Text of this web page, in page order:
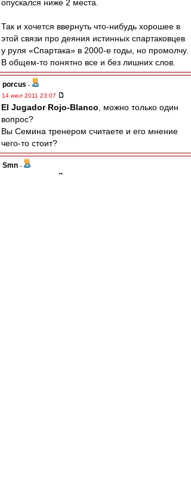
опускался ниже 2 места.
Так и хочется ввернуть что-нибудь хорошее в
этой связи про деяния истинных спартаковцев
у руля «Спартака» в 2000-е годы, но промолчу.
В общем-то понятно все и без лишних слов.
porcus -
14 июл 2011 23:07
El Jugador Rojo-Blanco , можно только один
вопрос?
Вы Семина тренером считаете и его мнение
чего-то стоит?
Smn -